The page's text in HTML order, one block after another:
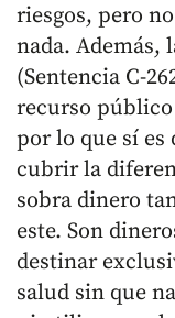
riesgos, pero
nada. Además,
(Sentencia C-
recurso público
por lo que sí es
cubrir la
sobra dinero
este. Son
destinar
salud sin que